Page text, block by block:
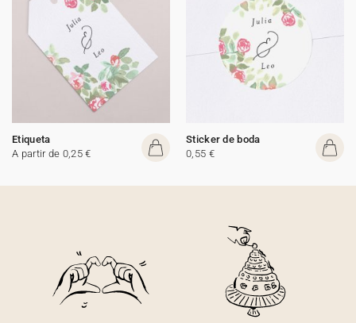
Etiqueta
A partir de 0,25 €
Sticker de boda
0,55 €